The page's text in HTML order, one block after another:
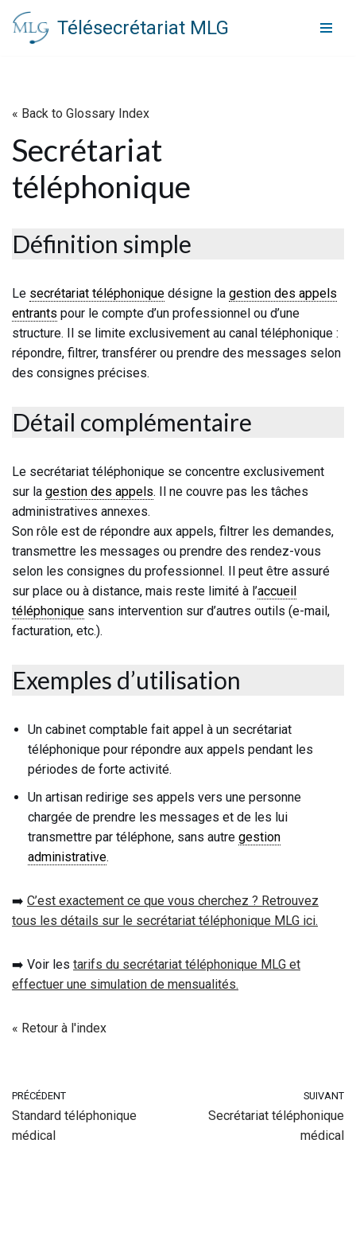
Aller
Télésecrétariat MLG
« Back to Glossary Index
Secrétariat
téléphonique
Définition simple
Le secrétariat téléphonique désigne la gestion des appels
entrants pour le compte d’un professionnel ou d’une
structure. Il se limite exclusivement au canal téléphonique :
répondre, filtrer, transférer ou prendre des messages selon
des consignes précises.
Détail complémentaire
Le secrétariat téléphonique se concentre exclusivement
sur la gestion des appels. Il ne couvre pas les tâches
administratives annexes.
Son rôle est de répondre aux appels, filtrer les demandes,
transmettre les messages ou prendre des rendez-vous
selon les consignes du professionnel. Il peut être assuré
sur place ou à distance, mais reste limité à l’accueil
téléphonique sans intervention sur d’autres outils (e-mail,
facturation, etc.).
Exemples d’utilisation
Un cabinet comptable fait appel à un secrétariat
téléphonique pour répondre aux appels pendant les
périodes de forte activité.
Un artisan redirige ses appels vers une personne
chargée de prendre les messages et de les lui
transmettre par téléphone, sans autre gestion
administrative.
➡️ C’est exactement ce que vous cherchez ? Retrouvez
tous les détails sur le secrétariat téléphonique MLG ici.
➡️ Voir les tarifs du secrétariat téléphonique MLG et
effectuer une simulation de mensualités.
« Retour à l'index
PRÉCÉDENT
Standard téléphonique
médical
SUIVANT
Secrétariat téléphonique
médical